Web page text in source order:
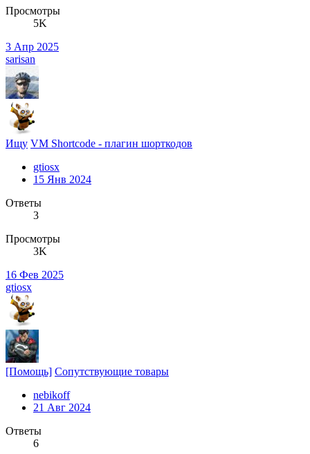
Просмотры
5K
3 Апр 2025
sarisan
Ищу VM Shortcode - плагин шорткодов
gtiosx
15 Янв 2024
Ответы
3
Просмотры
3K
16 Фев 2025
gtiosx
[Помощь] Сопутствующие товары
nebikoff
21 Авг 2024
Ответы
6